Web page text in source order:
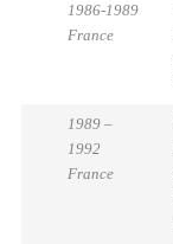
1986-1989
France
1989 –
1992
France